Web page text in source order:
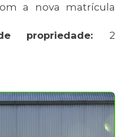
a nova matrícula
propriedade: 2